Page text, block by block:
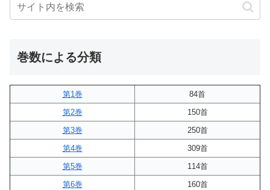
巻数による分類
第1巻
84首
第2巻
150首
第3巻
250首
第4巻
309首
第5巻
114首
第6巻
160首